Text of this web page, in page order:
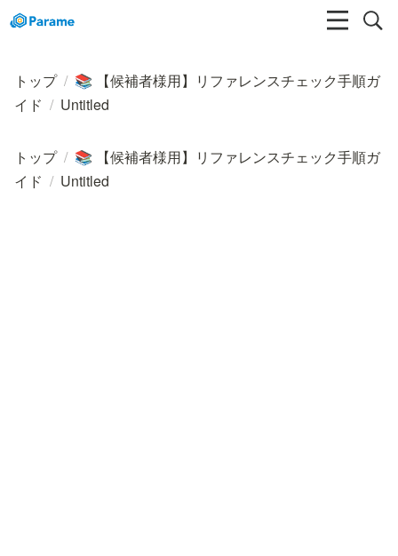
トップ / 📚
【候補者様用】リファレンスチェック手順ガ
イド / Untitled
トップ / 📚
【候補者様用】リファレンスチェック手順ガ
イド / Untitled